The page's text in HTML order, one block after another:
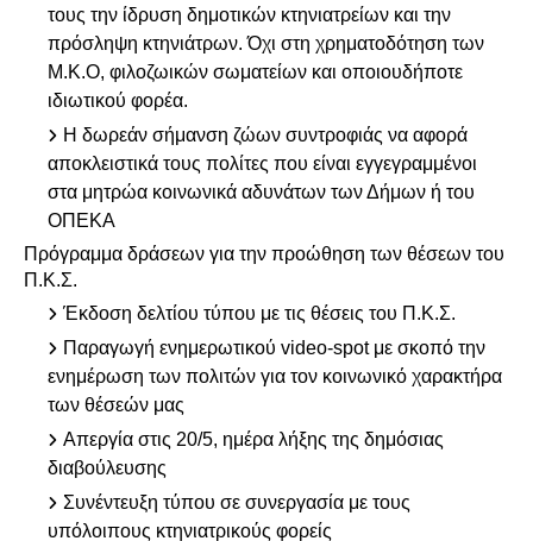
τους την ίδρυση δημοτικών κτηνιατρείων και την
πρόσληψη κτηνιάτρων. Όχι στη χρηματοδότηση των
Μ.Κ.Ο, φιλοζωικών σωματείων και οποιουδήποτε
ιδιωτικού φορέα.
Η δωρεάν σήμανση ζώων συντροφιάς να αφορά
αποκλειστικά τους πολίτες που είναι εγγεγραμμένοι
στα μητρώα κοινωνικά αδυνάτων των Δήμων ή του
ΟΠΕΚΑ
Πρόγραμμα δράσεων για την προώθηση των θέσεων του
Π.Κ.Σ.
Έκδοση δελτίου τύπου με τις θέσεις του Π.Κ.Σ.
Παραγωγή ενημερωτικού video-spot με σκοπό την
ενημέρωση των πολιτών για τον κοινωνικό χαρακτήρα
των θέσεών μας
Απεργία στις 20/5, ημέρα λήξης της δημόσιας
διαβούλευσης
Συνέντευξη τύπου σε συνεργασία με τους
υπόλοιπους κτηνιατρικούς φορείς